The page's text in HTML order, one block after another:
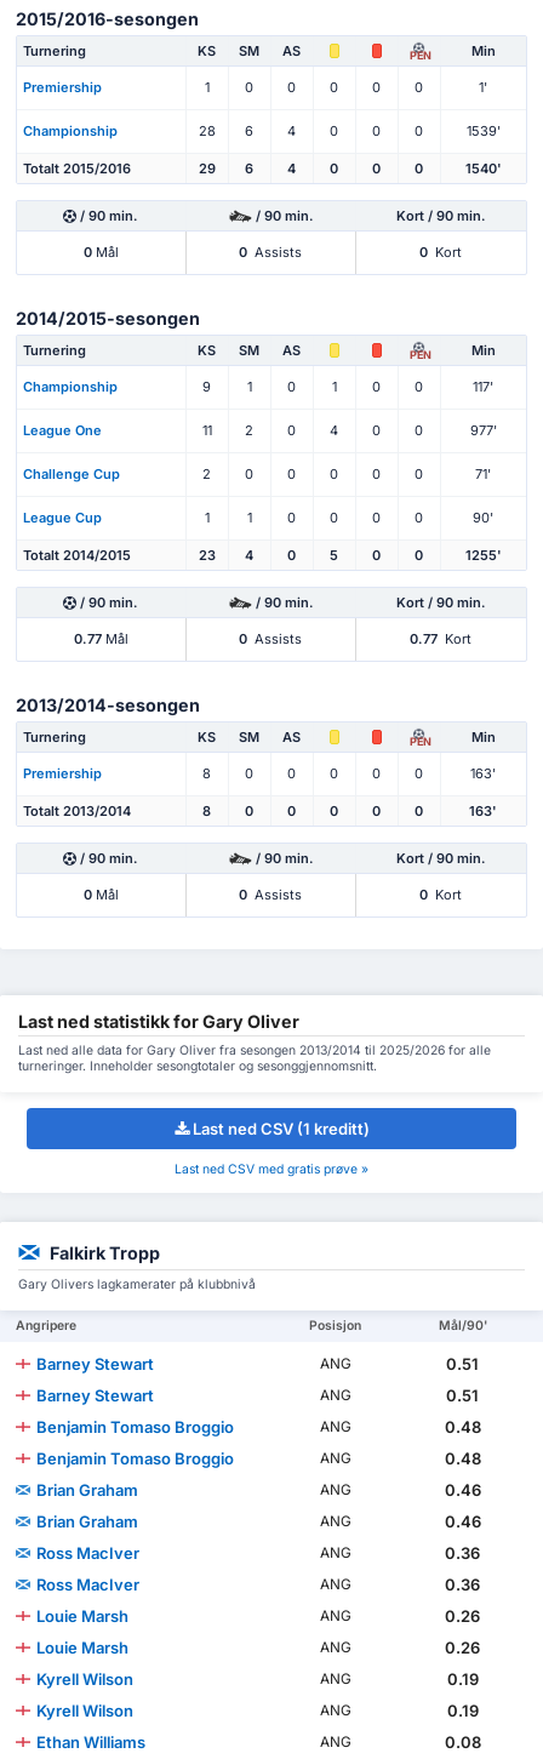
2015/2016-sesongen
Turnering KS SM AS PEN Min
Premiership 1 0 0 0 0 0 1'
Championship 28 6 4 0 0 0 1539'
Totalt 2015/2016 29 6 4 0 0 0 1540'
/ 90 min. / 90 min. Kort / 90 min.
0Mål 0 Assists 0 Kort
2014/2015-sesongen
Turnering KS SM AS PEN Min
Championship 9 1 0 1 0 0 117'
League One 11 2 0 4 0 0 977'
Challenge Cup 2 0 0 0 0 0 71'
League Cup 1 1 0 0 0 0 90'
Totalt 2014/2015 23 4 0 5 0 0 1255'
/ 90 min. / 90 min. Kort / 90 min.
0.77Mål 0 Assists 0.77 Kort
2013/2014-sesongen
Turnering KS SM AS PEN Min
Premiership 8 0 0 0 0 0 163'
Totalt 2013/2014 8 0 0 0 0 0 163'
/ 90 min. / 90 min. Kort / 90 min.
0Mål 0 Assists 0 Kort
Last ned statistikk for Gary Oliver
Last ned alle data for Gary Oliver fra sesongen 2013/2014 til 2025/2026 for alle
turneringer. Inneholder sesongtotaler og sesonggjennomsnitt.
Last ned CSV (1 kreditt)
Last ned CSV med gratis prøve »
Falkirk Tropp
Gary Olivers lagkamerater på klubbnivå
Angripere Posisjon Mål/90'
Barney Stewart ANG
0.51
Barney Stewart
ANG
0.51
Benjamin Tomaso Broggio
ANG
0.48
Benjamin Tomaso Broggio
ANG
0.48
Brian Graham
ANG
0.46
Brian Graham
ANG
0.46
Ross MacIver
ANG
0.36
Ross MacIver
ANG
0.36
Louie Marsh
ANG
0.26
Louie Marsh
ANG
0.26
Kyrell Wilson
ANG
0.19
Kyrell Wilson
ANG
0.19
Ethan Williams
ANG 0.08